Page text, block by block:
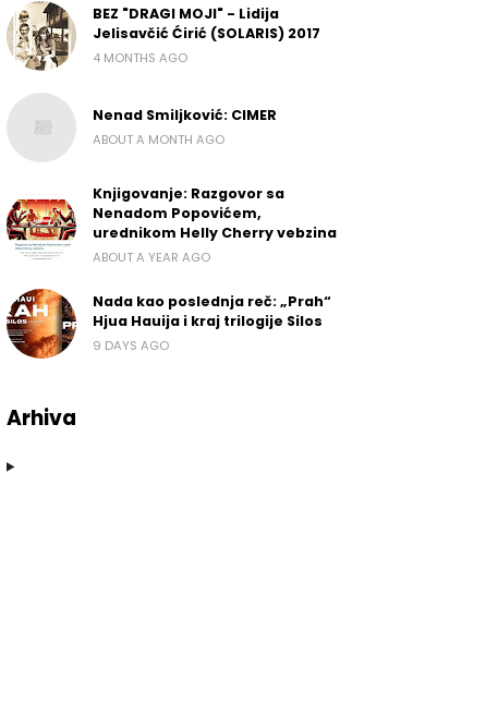
BEZ "DRAGI MOJI" - Lidija
Jelisavčić Ćirić (SOLARIS) 2017
4 MONTHS AGO
Nenad Smiljković: CIMER
ABOUT A MONTH AGO
Knjigovanje: Razgovor sa
Nenadom Popovićem,
urednikom Helly Cherry vebzina
ABOUT A YEAR AGO
Nada kao poslednja reč: „Prah“
Hjua Hauija i kraj trilogije Silos
9 DAYS AGO
Arhiva